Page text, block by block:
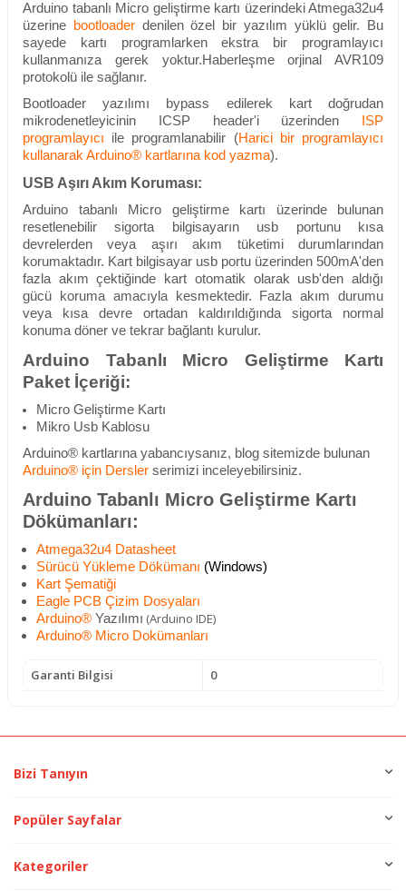
Arduino tabanlı Micro geliştirme kartı üzerindeki Atmega32u4
üzerine
bootloaderdenilen özel bir yazılım yüklü gelir. Bu
sayede kartı programlarken ekstra bir programlayıcı
kullanmanıza gerek yoktur.Haberleşme orjinal AVR109
protokolü ile sağlanır.
Bootloader yazılımı bypass edilerek kart doğrudan
mikrodenetleyicinin ICSP header'i üzerinden
ISP
programlayıcı ile programlanabilir (Harici bir programlayıcı
kullanarak Arduino® kartlarına kod yazma).
USB Aşırı Akım Koruması:
Arduino tabanlı Micro geliştirme kartı üzerinde bulunan
resetlenebilir sigorta bilgisayarın usb portunu kısa
devrelerden veya aşırı akım tüketimi durumlarından
korumaktadır. Kart bilgisayar usb portu üzerinden 500mA'den
fazla akım çektiğinde kart otomatik olarak usb'den aldığı
gücü koruma amacıyla kesmektedir. Fazla akım durumu
veya kısa devre ortadan kaldırıldığında sigorta normal
konuma döner ve tekrar bağlantı kurulur.
Arduino Tabanlı Micro Geliştirme Kartı
Paket İçeriği:
Micro Geliştirme Kartı
Mikro Usb Kablosu
Arduino® kartlarına yabancıysanız, blog sitemizde bulunan
Arduino® için Dersler serimizi inceleyebilirsiniz.
Arduino Tabanlı Micro Geliştirme Kartı
Dökümanları:
Atmega32u4 Datasheet
Sürücü Yükleme Dökümanı (Windows)
Kart Şematiği
Eagle PCB Çizim Dosyaları
Arduino® Yazılımı (Arduino IDE)
Arduino® Micro Dokümanları
Garanti Bilgisi 0
Bizi Tanıyın
Popüler Sayfalar
Kategoriler